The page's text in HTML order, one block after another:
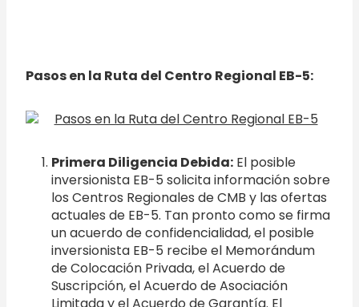
Pasos en la Ruta del Centro Regional EB-5:
Primera Diligencia Debida: El posible
inversionista EB-5 solicita información sobre
los Centros Regionales de CMB y las ofertas
actuales de EB-5. Tan pronto como se firma
un acuerdo de confidencialidad, el posible
inversionista EB-5 recibe el Memorándum
de Colocación Privada, el Acuerdo de
Suscripción, el Acuerdo de Asociación